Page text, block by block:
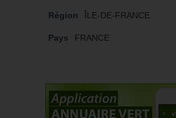
Région ÎLE-DE-FRANCE
Pays FRANCE